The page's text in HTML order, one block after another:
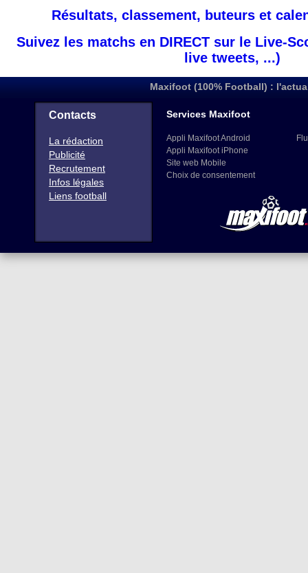
Résultats, classement, buteurs et
Suivez les matchs en DIRECT sur le Live-
live tweets, ...)
Maxifoot (100% Football) :
Contacts
La rédaction
Publicité
Recrutement
Infos légales
Liens football
Services Maxifoot
Appli Maxifoot Android
Appli Maxifoot iPhone
Site web Mobile
Choix de consentement